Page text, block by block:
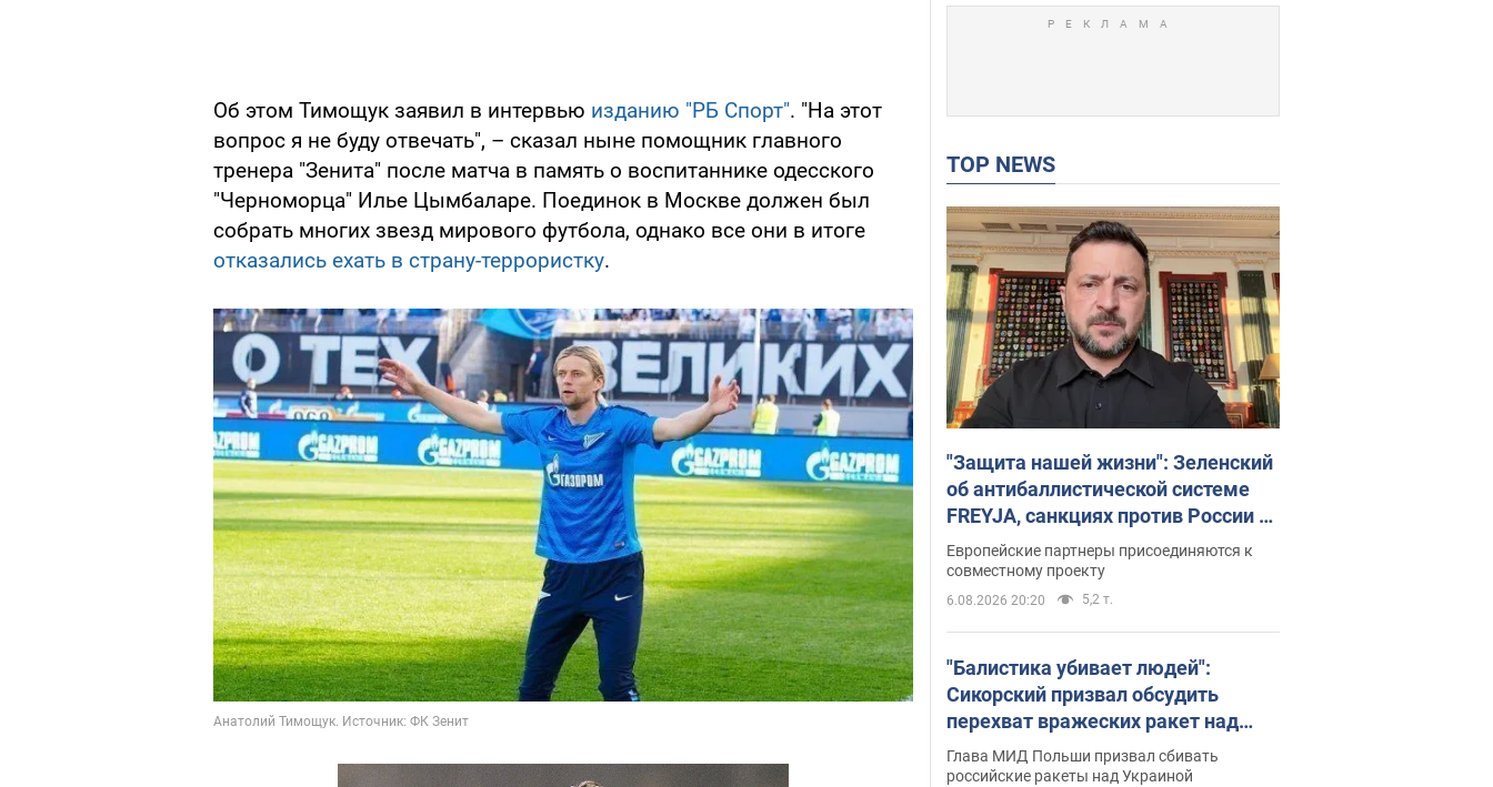
Об этом Тимощук заявил в интервью изданию "РБ Спорт". "На этот
вопрос я не буду отвечать", – сказал ныне помощник главного
тренера "Зенита" после матча в память о воспитаннике одесского
"Черноморца" Илье Цымбаларе. Поединок в Москве должен был
собрать многих звезд мирового футбола, однако все они в итоге
отказались ехать в страну-террористку.
TOP NEWS
"Защита нашей жизни": Зеленский
об антибаллистической системе
FREYJA, санкциях против России и
поддержке аграриев. Видео
Европейские партнеры присоединяются к
совместному проекту
6.08.2026 20:20 5,2 т.
"Балистика убивает людей":
Сикорский призвал обсудить
перехват вражеских ракет над
Украиной
Глава МИД Польши призвал сбивать
российские ракеты над Украиной